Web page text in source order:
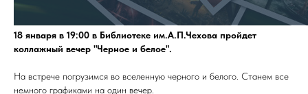
18 января в 19:00 в Библиотеке им.А.П.Чехова пройдет
коллажный вечер "Черное и белое".
На встрече погрузимся во вселенную черного и белого. Станем все
немного графиками на один вечер.